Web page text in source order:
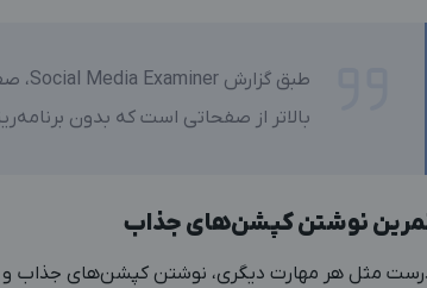
طبق گزارش Social Media Examiner
،
بالاتر از صفحاتی است که بدون
نوشتن کپشن‌های جذاب
مثل هر مهارت دیگری،‌ نوشتن کپشن‌های جذاب و